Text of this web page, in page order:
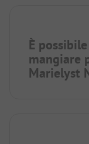
È
mangiare
Marielyst